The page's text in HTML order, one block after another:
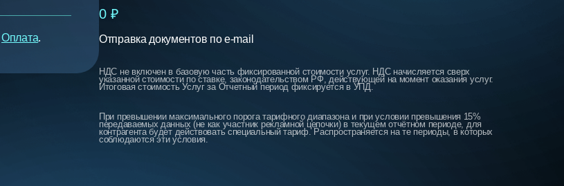
Оплата.
0 ₽
Отправка документов по e-mail
НДС не включен в базовую часть фиксированной стоимости услуг. НДС начисляется сверх
указанной стоимости по ставке, законодательством РФ, действующей на момент оказания услуг.
Итоговая стоимость Услуг за Отчетный период фиксируется в УПД.
При превышении максимального порога тарифного диапазона и при условии превышения 15%
передаваемых данных (не как участник рекламной цепочки) в текущем отчётном периоде, для
контрагента будет действовать специальный тариф. Распространяется на те периоды, в которых
соблюдаются эти условия.